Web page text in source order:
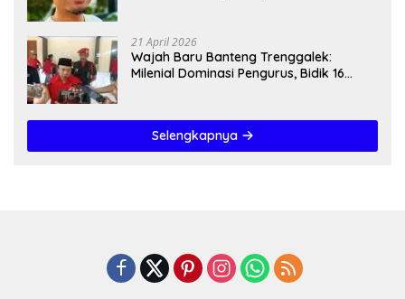
21 April 2026
Wajah Baru Banteng Trenggalek:
Milenial Dominasi Pengurus, Bidik 16
Selengkapnya